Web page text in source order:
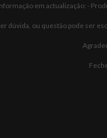
em actualização: -
dúvida, ou questão pode ser